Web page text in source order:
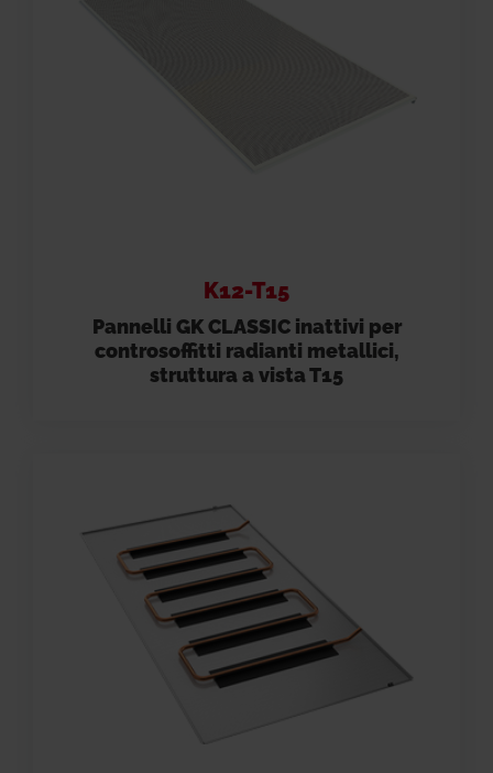
K12-T15
Pannelli GK CLASSIC inattivi per
controsoffitti radianti metallici,
struttura a vista T15